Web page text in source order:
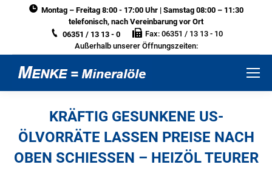
Montag – Freitag 8:00 - 17:00 Uhr | Samstag 08:00 – 11:30
telefonisch, nach Vereinbarung vor Ort
06351 / 13 13 - 0
Fax: 06351 / 13 13 - 10
Außerhalb unserer Öffnungszeiten:
KRÄFTIG GESUNKENE US-
ÖLVORRÄTE LASSEN PREISE NACH
OBEN SCHIESSEN – HEIZÖL TEURER